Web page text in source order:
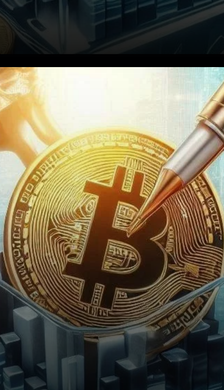
Les ETF Bitcoin : Une
Popularité Croissante Parmi
les Investisseurs